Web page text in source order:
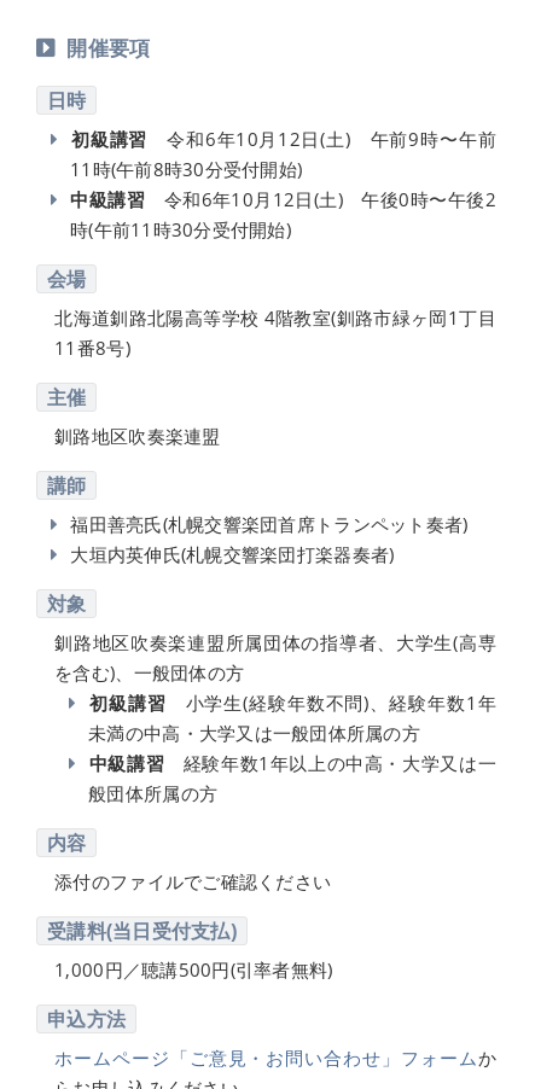
開催要項
日時
初級講習
令和6年10月12日(土) 午前9時〜午前
11時(午前8時30分受付開始)
中級講習 令和6年10月12日(土) 午後0時〜午後2
時(午前11時30分受付開始)
会場
北海道釧路北陽高等学校 4階教室(釧路市緑ヶ岡1丁目
11番8号)
主催
釧路地区吹奏楽連盟
講師
福田善亮氏(札幌交響楽団首席トランペット奏者)
大垣内英伸氏(札幌交響楽団打楽器奏者)
対象
釧路地区吹奏楽連盟所属団体の指導者、大学生(高専
を含む)、一般団体の方
初級講習 小学生(経験年数不問)、経験年数1年
未満の中高・大学又は一般団体所属の方
中級講習 経験年数1年以上の中高・大学又は一
般団体所属の方
内容
添付のファイルでご確認ください
受講料(当日受付支払)
1,000円／聴講500円(引率者無料)
申込方法
ホームページ「ご意見・お問い合わせ」フォームか